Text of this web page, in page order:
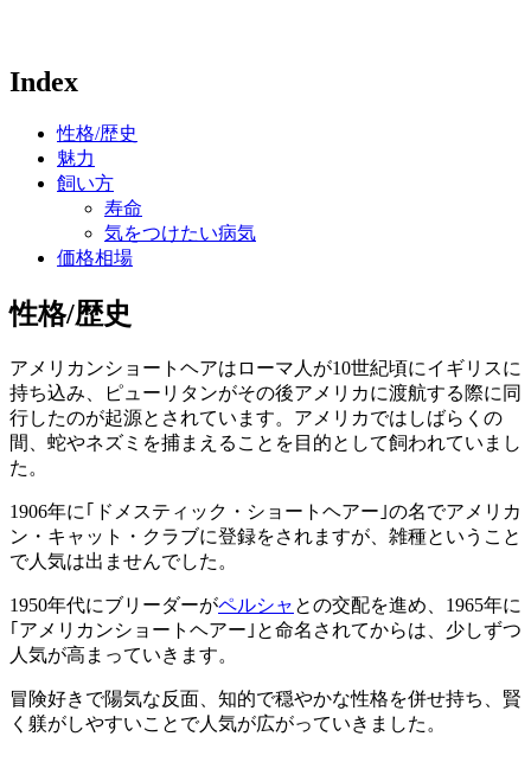
Index
性格/歴史
魅力
飼い方
寿命
気をつけたい病気
価格相場
性格/歴史
アメリカンショートヘアはローマ人が10世紀頃にイギリスに
持ち込み、ピューリタンがその後アメリカに渡航する際に同
行したのが起源とされています。アメリカではしばらくの
間、蛇やネズミを捕まえることを目的として飼われていまし
た。
1906年に｢ドメスティック・ショートヘアー｣の名でアメリカ
ン・キャット・クラブに登録をされますが、雑種ということ
で人気は出ませんでした。
1950年代にブリーダーがペルシャ との交配を進め、1965年に
｢アメリカンショートヘアー｣と命名されてからは、少しずつ
人気が高まっていきます。
冒険好きで陽気な反面、知的で穏やかな性格を併せ持ち、 賢
く躾がしやすいことで人気が広がっていきました。